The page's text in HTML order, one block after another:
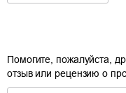
Помогите, пожалуйста,
отзыв или рецензию о